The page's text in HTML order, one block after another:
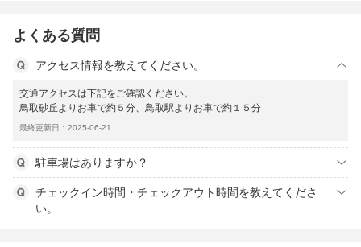
よくある質問
アクセス情報を教えてください。
交通アクセスは下記をご確認ください。
鳥取砂丘よりお車で約５分、鳥取駅よりお車で約１５分
最終更新日：2025-06-21
駐車場はありますか？
チェックイン時間・チェックアウト時間を教えてくださ
い。